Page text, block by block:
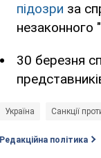
підозри за
незаконного
30 березня
Україна Санкції
Редакційна політика